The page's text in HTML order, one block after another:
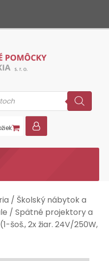
/ Školský nábytok a
/ Spätné projektory a
šoš., 2x žiar. 24V/250W,